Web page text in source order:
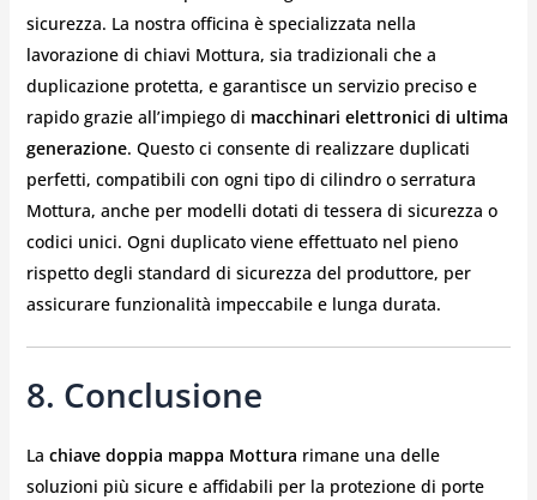
sicurezza. La nostra officina è specializzata nella
lavorazione di chiavi Mottura, sia tradizionali che a
duplicazione protetta, e garantisce un servizio preciso e
rapido grazie all’impiego di macchinari elettronici di ultima
generazione. Questo ci consente di realizzare duplicati
perfetti, compatibili con ogni tipo di cilindro o serratura
Mottura, anche per modelli dotati di tessera di sicurezza o
codici unici. Ogni duplicato viene effettuato nel pieno
rispetto degli standard di sicurezza del produttore, per
assicurare funzionalità impeccabile e lunga durata.
8. Conclusione
La chiave doppia mappa Mottura rimane una delle
soluzioni più sicure e affidabili per la protezione di porte